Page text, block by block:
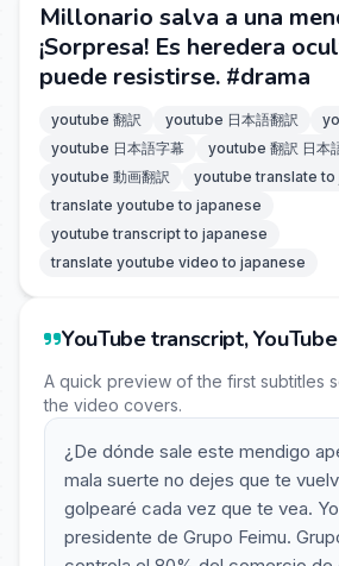
Millonario salva a una
¡Sorpresa! Es heredera
puede resistirse. #drama
youtube 翻訳 youtube 日本語翻訳
youtube 日本語字幕
youtube 翻訳 日本
youtube 動画翻訳
youtube translate to
translate youtube to japanese
youtube transcript to japanese
translate youtube video to japanese
YouTube transcript,
A quick preview of the first subtitles
the video covers.
¿De dónde sale este mendigo
mala suerte no dejes que te
golpearé cada vez que te vea.
presidente de Grupo Feimu.